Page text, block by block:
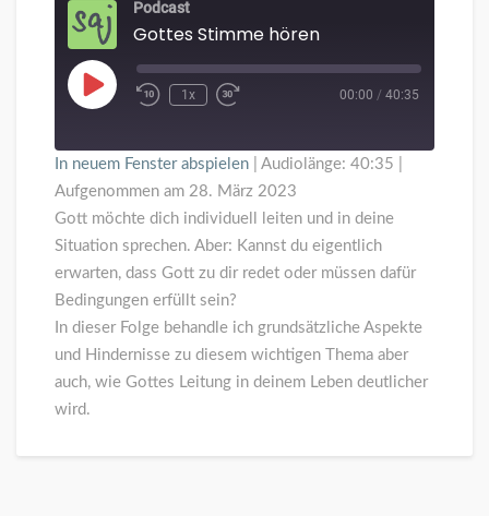
hören
Podcast
Gottes Stimme hören
Play
Episode
1x 00:00 / 40:35
In neuem Fenster abspielen Audiolänge: 40:35
Aufgenommen am 28. März 2023
Gott möchte dich individuell leiten und in deine
Situation sprechen. Aber: Kannst du eigentlich
erwarten, dass Gott zu dir redet oder müssen dafür
Bedingungen erfüllt sein?
In dieser Folge behandle ich grundsätzliche Aspekte
und Hindernisse zu diesem wichtigen Thema aber
auch, wie Gottes Leitung in deinem Leben deutlicher
wird.